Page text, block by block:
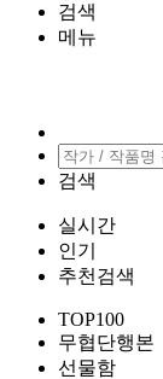
검색
메뉴
검색
실시간
인기
추천검색
TOP100
무협단행본
선물함